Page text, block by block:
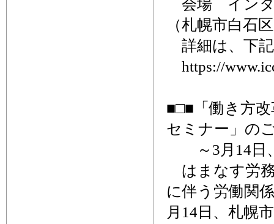
会場 インタ
（札幌市白石
詳細は、下
https://
■□■「働き方
セミナー」の
～3月14日、
はまなす労
に伴う労働関
月14日、札幌